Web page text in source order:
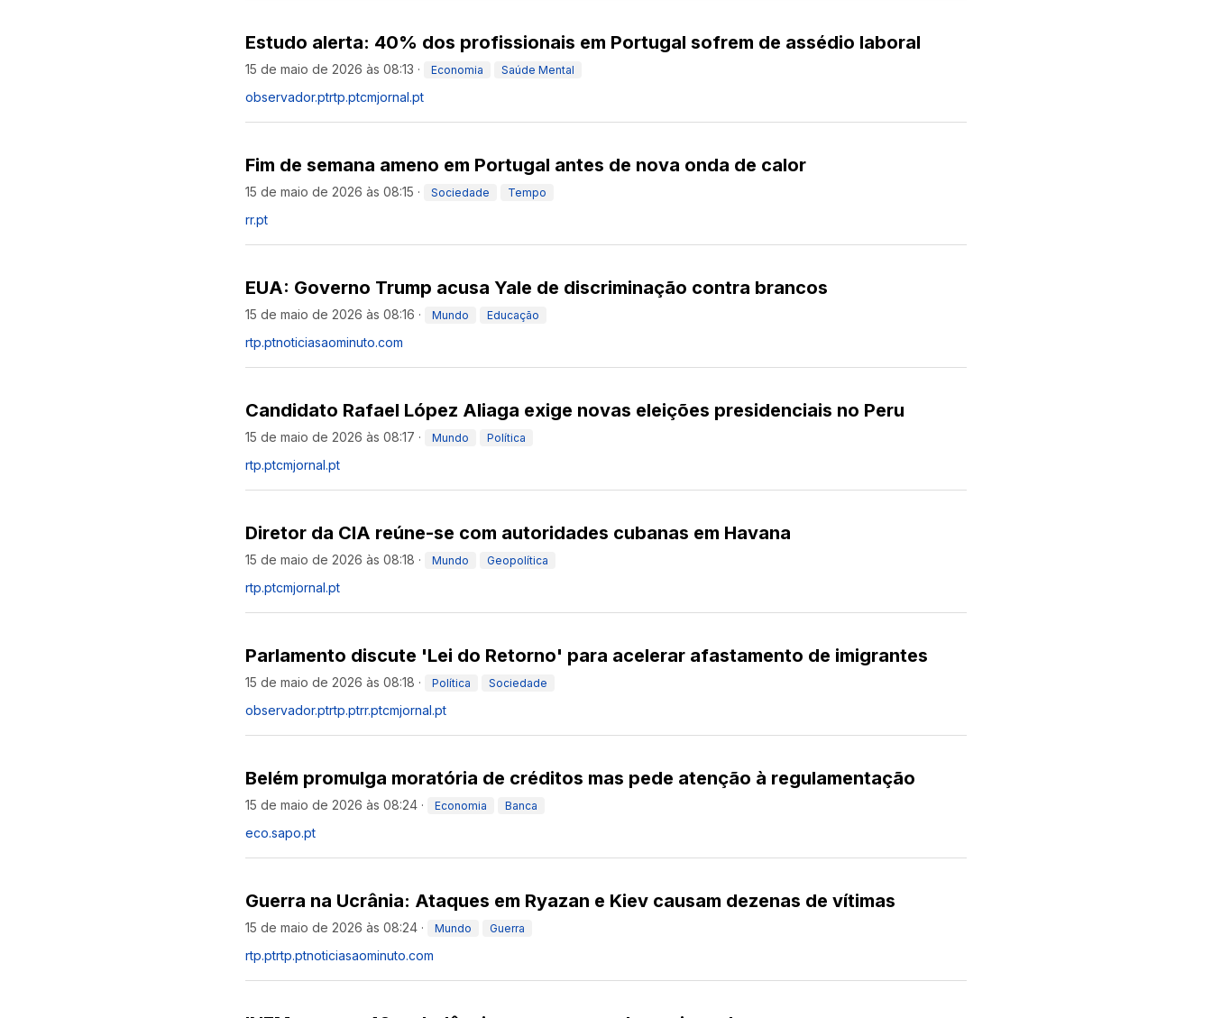
Estudo alerta: 40% dos profissionais em Portugal sofrem de assédio laboral
15 de maio de 2026 às 08:13 · Economia Saúde Mental
observador.ptrtp.ptcmjornal.pt
Fim de semana ameno em Portugal antes de nova onda de calor
15 de maio de 2026 às 08:15 · Sociedade Tempo
rr.pt
EUA: Governo Trump acusa Yale de discriminação contra brancos
15 de maio de 2026 às 08:16 · Mundo Educação
rtp.ptnoticiasaominuto.com
Candidato Rafael López Aliaga exige novas eleições presidenciais no Peru
15 de maio de 2026 às 08:17 · Mundo Política
rtp.ptcmjornal.pt
Diretor da CIA reúne-se com autoridades cubanas em Havana
15 de maio de 2026 às 08:18 · Mundo Geopolítica
rtp.ptcmjornal.pt
Parlamento discute 'Lei do Retorno' para acelerar afastamento de imigrantes
15 de maio de 2026 às 08:18 · Política Sociedade
observador.ptrtp.ptrr.ptcmjornal.pt
Belém promulga moratória de créditos mas pede atenção à regulamentação
15 de maio de 2026 às 08:24 · Economia Banca
eco.sapo.pt
Guerra na Ucrânia: Ataques em Ryazan e Kiev causam dezenas de vítimas
15 de maio de 2026 às 08:24 · Mundo Guerra
rtp.ptrtp.ptnoticiasaominuto.com